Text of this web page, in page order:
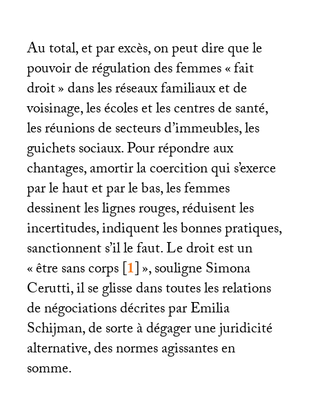
Au total, et par excès, on peut dire que le
pouvoir de régulation des femmes «fait
droit» dans les réseaux familiaux et de
voisinage, les écoles et les centres de santé,
les réunions de secteurs d’immeubles, les
guichets sociaux. Pour répondre aux
chantages, amortir la coercition qui s’exerce
par le haut et par le bas, les femmes
dessinent les lignes rouges, réduisent les
incertitudes, indiquent les bonnes pratiques,
sanctionnent s’il le faut. Le droit est un
«être sans corps[1]», souligne Simona
Cerutti, il se glisse dans toutes les relations
de négociations décrites par Emilia
Schijman, de sorte à dégager une juridicité
alternative, des normes agissantes en
somme.